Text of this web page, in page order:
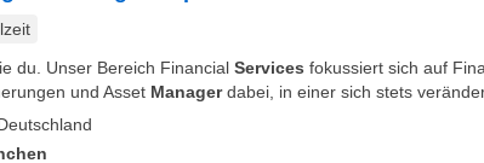
du. Unser Bereich Financial Services fokussiert sich auf
und Asset Managerdabei, in einer sich stets